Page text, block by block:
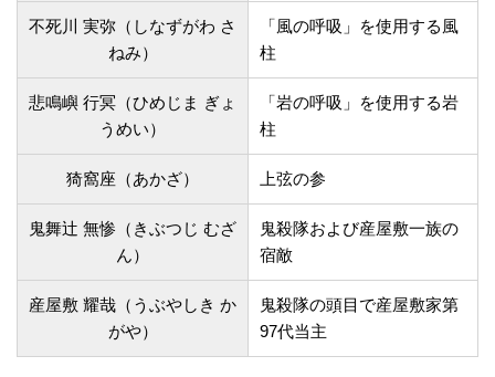
不死川 実弥（しなずがわ さ
ねみ）
「風の呼吸」を使用する風
柱
悲鳴嶼 行冥（ひめじま ぎょ
うめい）
「岩の呼吸」を使用する岩
柱
猗窩座（あかざ） 上弦の参
鬼舞辻 無惨（きぶつじ むざ
ん）
鬼殺隊および産屋敷一族の
宿敵
産屋敷 耀哉（うぶやしき か
がや）
鬼殺隊の頭目で産屋敷家第
97代当主